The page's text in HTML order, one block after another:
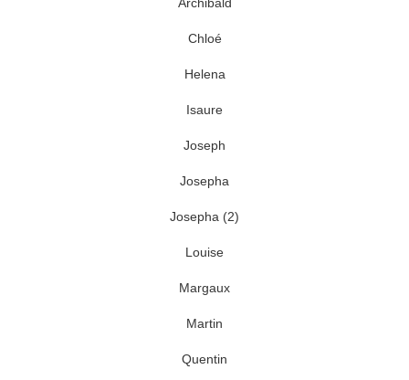
Chloé
Helena
Isaure
Joseph
Josepha
Josepha (2)
Louise
Margaux
Martin
Quentin